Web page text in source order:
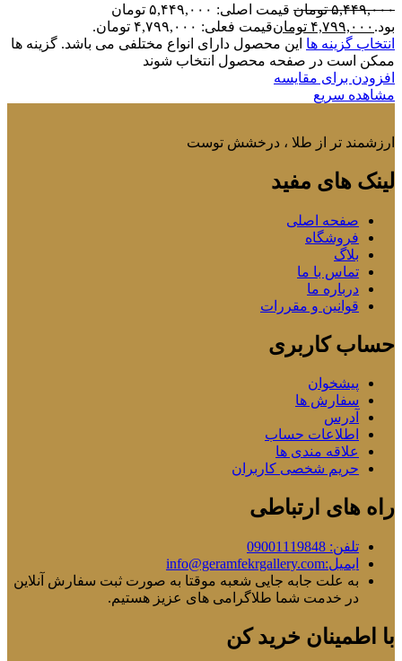
۵,۴۴۹,۰۰۰ تومان
قیمت اصلی: ۵,۴۴۹,۰۰۰ تومان
بود. ۴,۷۹۹,۰۰۰ تومانقیمت فعلی: ۴,۷۹۹,۰۰۰ تومان.
انتخاب گزینه ها این محصول دارای انواع مختلفی می باشد. گزینه ها
ممکن است در صفحه محصول انتخاب شوند
افزودن برای مقایسه
مشاهده سریع
ارزشمند تر از طلا ، درخشش توست
لینک های مفید
صفحه اصلی
فروشگاه
بلاگ
تماس با ما
درباره ما
قوانین و مقررات
حساب کاربری
پیشخوان
سفارش ها
آدرس
اطلاعات حساب
علاقه مندی ها
حریم شخصی کاربران
راه های ارتباطی
تلفن: 09001119848
ایمیل:info@geramfekrgallery.com
به علت جابه جایی شعبه موقتا به صورت ثبت سفارش آنلاین
در خدمت شما طلاگرامی های عزیز هستیم.
با اطمینان خرید کن